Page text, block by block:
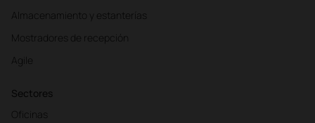
Almacenamiento y estanterías
Mostradores de recepción
Agile
Sectores
Oficinas